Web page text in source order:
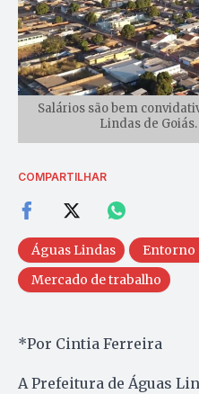
Salários são bem
Lindas de
COMPARTILHAR
Águas Lindas
Entorno
Mercado de trabalho
*Por Cintia Ferreira
A Prefeitura de Águas